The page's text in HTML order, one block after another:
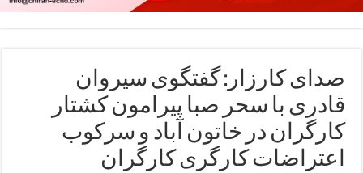
صدای کارزار: گفتگوی سیروان
قادری با سحر صبا پیرامون کشتار
کارگران در خاتون آباد و سرکوب
اعتراضات کارگری کارگران